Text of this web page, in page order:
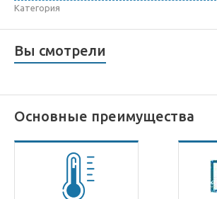
Категория
Вы смотрели
Основные преимущества